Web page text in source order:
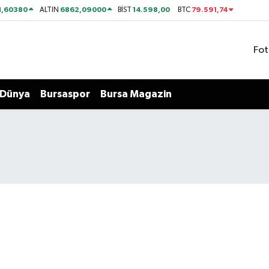
ALTIN 6862,09000 BİST14.598,00 BTC 79.591,74
Dünya Bursaspor Bursa Magazin